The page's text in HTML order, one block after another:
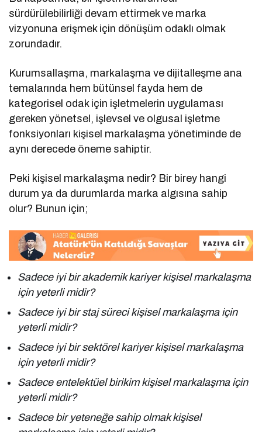
sürdürülebilirliği devam ettirmek ve marka
vizyonuna erişmek için dönüşüm odaklı olmak
zorundadır.
Kurumsallaşma, markalaşma ve dijitalleşme ana
temalarında hem bütünsel fayda hem de
kategorisel odak için işletmelerin uygulaması
gereken yönetsel, işlevsel ve olgusal işletme
fonksiyonları kişisel markalaşma yönetiminde de
aynı derecede öneme sahiptir.
Peki kişisel markalaşma nedir? Bir birey hangi
durum ya da durumlarda marka algısına sahip
olur? Bunun için;
Sadece iyi bir akademik kariyer kişisel markalaşma
için yeterli midir?
Sadece iyi bir staj süreci kişisel markalaşma için
yeterli midir?
Sadece iyi bir sektörel kariyer kişisel markalaşma
için yeterli midir?
Sadece entelektüel birikim kişisel markalaşma için
yeterli midir?
Sadece bir yeteneğe sahip olmak kişisel